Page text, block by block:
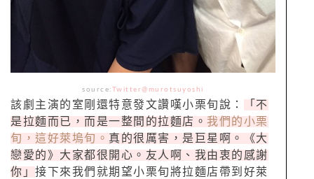
source: Twitter@murotsuyoshi
該劇主演的室剛還特意發文讚嘆小栗旬說：
「不
是拉麵而已，而是一整間的拉麵店。 我們的小栗
旬，這好萊塢旬。 真的很厲害，是巨星啊。《大
戀愛的》大家都很開心。友人啊、我由衷的感謝
你」 接下來我們就期望小栗旬將拉麵店帶到好萊